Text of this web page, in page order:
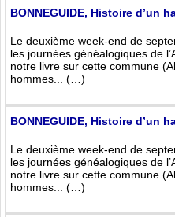
BONNEGUIDE, Histoire d’un
Le deuxième week-end de
les journées généalogiques de
notre livre sur cette commune
hommes... (…)
BONNEGUIDE, Histoire d’un
Le deuxième week-end de
les journées généalogiques de
notre livre sur cette commune
hommes... (…)